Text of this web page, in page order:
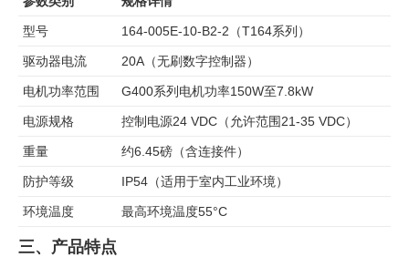
型号 164-005E-10-B2-2（T164系列）
驱动器电流 20A（无刷数字控制器）
电机功率范围 G400系列电机功率150W至7.8kW
电源规格 控制电源24 VDC（允许范围21-35 VDC）
重量 约6.45磅（含连接件）
防护等级 IP54（适用于室内工业环境）
环境温度 最高环境温度55°C
三、产品特点